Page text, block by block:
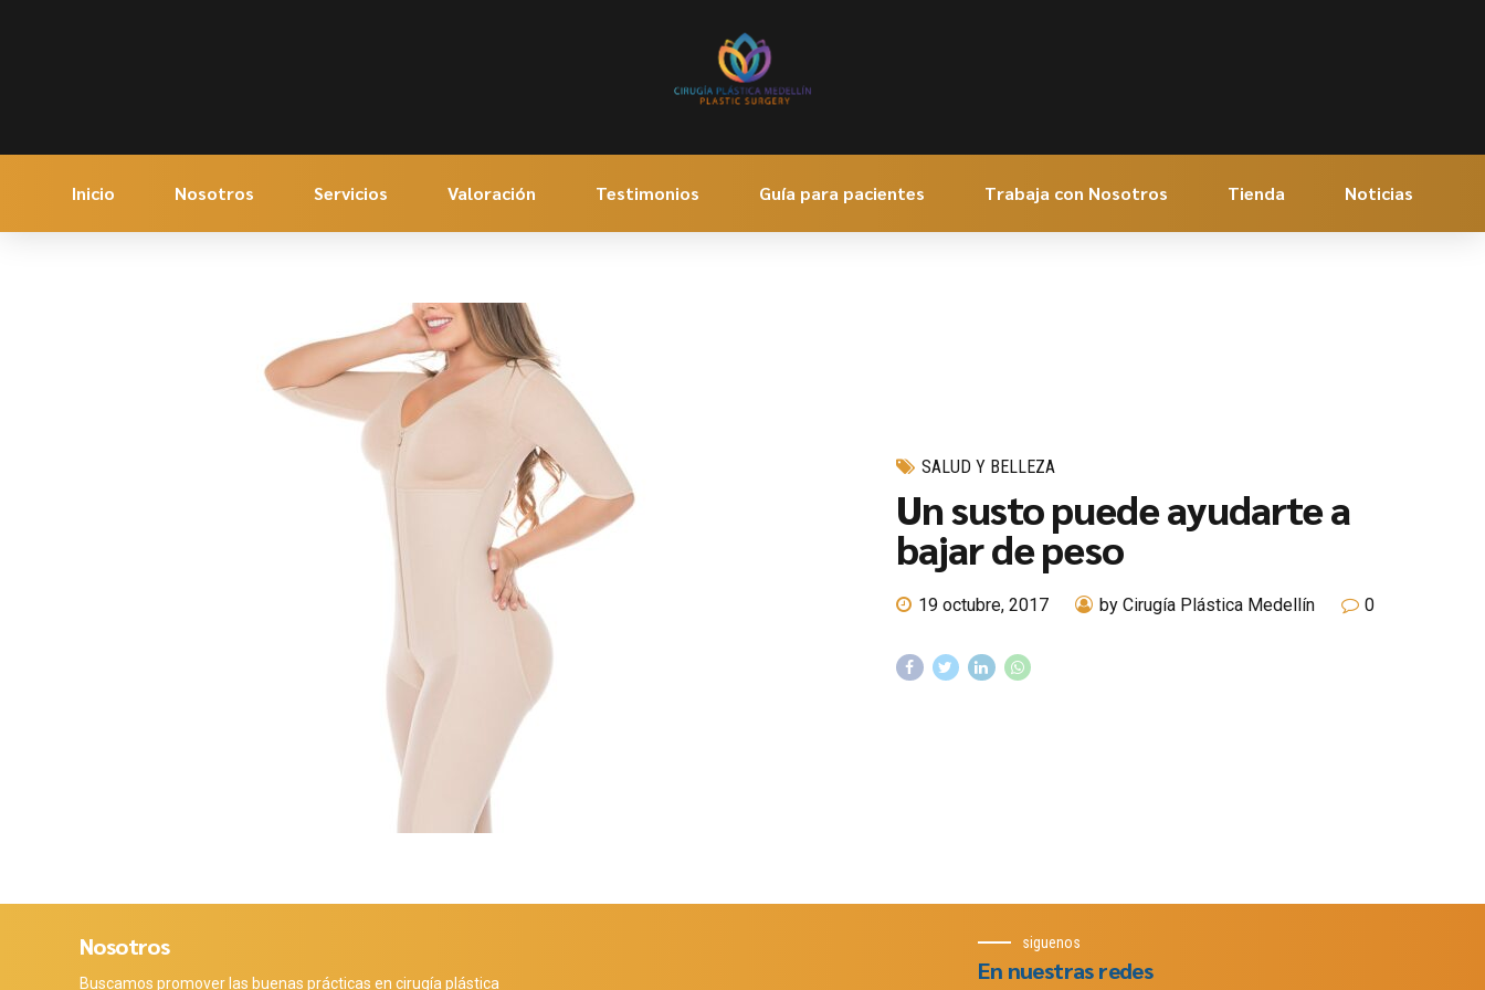
Inicio Nosotros Servicios Valoración Testimonios Guía para pacientes Trabaja con Nosotros Tienda Noticias
SALUD Y BELLEZA
Un susto puede ayudarte a
bajar de peso
19 octubre, 2017 by Cirugía Plástica Medellín 0
Nosotros
Buscamos promover las buenas prácticas en cirugía plástica
siguenos
En nuestras redes